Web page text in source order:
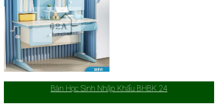
Bàn Học Sinh Nhập Khẩu BHBK 24